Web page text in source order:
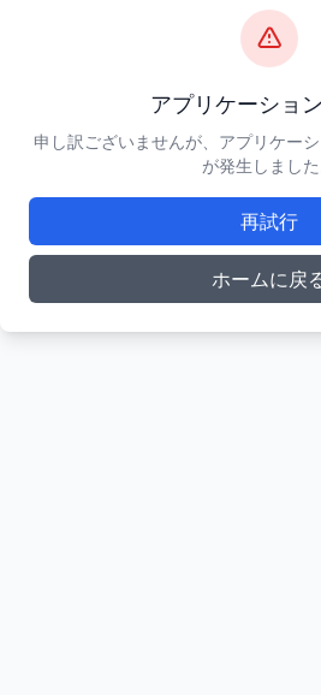
アプリケーショ
申し訳ございませんが、アプリケー
が発生しました
再試行
ホームに戻